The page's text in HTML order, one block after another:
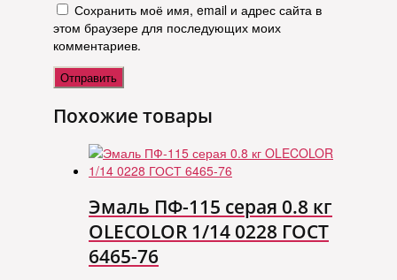
Сохранить моё имя, email и адрес сайта в
этом браузере для последующих моих
комментариев.
Похожие товары
Эмаль ПФ-115 серая 0.8 кг
OLECOLOR 1/14 0228 ГОСТ
6465-76